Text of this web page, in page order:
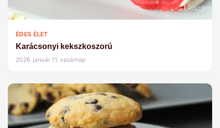
ÉDES ÉLET
Karácsonyi kekszkoszorú
2026. január 11. vasárnap